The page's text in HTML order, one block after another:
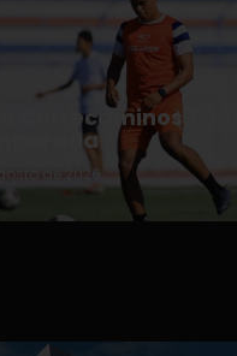
Correcaminos TDP
de 2026